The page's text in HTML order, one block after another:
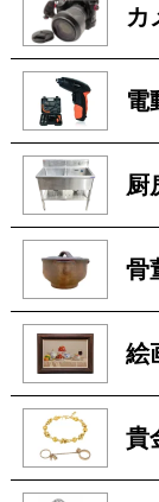
カ
電
厨
骨
絵
貴